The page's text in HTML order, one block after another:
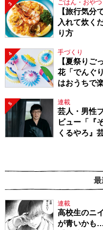
3 ごはん・おやつ
【旅行気分
入れて炊く
り方
4 手づくり
【夏祭りご
花「でんぐ
はおうちで
5 連載
芸人・男性
ビュー「『
くるやろ』
最
連載
高校生のニ
が青いかも